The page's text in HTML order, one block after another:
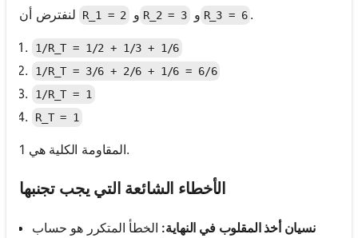
R_1 = 2 و R_2 = 3 و R_3 = 6 .
1/R_T = 1/2 + 1/3 + 1/6
1/R_T = 3/6 + 2/6 + 1/6 = 6/6
1/R_T = 1
R_T = 1
المقاومة الكلية هي 1.
الأخطاء الشائعة التي يجب تجنبها
نسيان أخذ المقلوب في النهاية: الخطأ المتكرر هو حساب